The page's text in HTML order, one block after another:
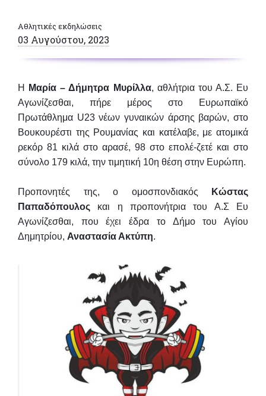
Αθλητικές εκδηλώσεις
03 Αυγούστου, 2023
Η Μαρία – Δήμητρα Μυρίλλα, αθλήτρια του Α.Σ. Ευ
Αγωνίζεσθαι, πήρε μέρος στο Ευρωπαϊκό
Πρωτάθλημα U23 νέων γυναικών άρσης βαρών, στο
Βουκουρέστι της Ρουμανίας και κατέλαβε, με ατομικά
ρεκόρ 81 κιλά στο αρασέ, 98 στο επολέ-ζετέ και στο
σύνολο 179 κιλά, την τιμητική 10η θέση στην Ευρώπη.
Προπονητές της, ο ομοσπονδιακός
Κώστας
Παπαδόπουλος και η προπονήτρια του Α.Σ Ευ
Αγωνίζεσθαι, που έχει έδρα το Δήμο του Αγίου
Δημητρίου, Αναστασία Ακτύπη.